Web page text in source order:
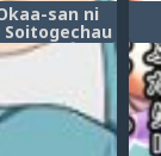
san ni
об
сладкой
быть